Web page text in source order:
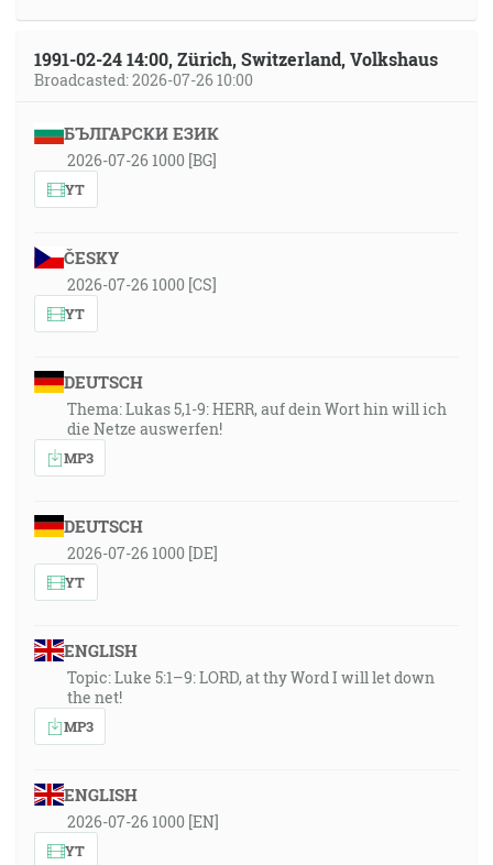
1991-02-24 14:00, Zürich, Switzerland, Volkshaus
Broadcasted: 2026-07-26 10:00
БЪЛГАРСКИ ЕЗИК
2026-07-26 1000 [BG]
YT
ČESKY
2026-07-26 1000 [CS]
YT
DEUTSCH
Thema: Lukas 5,1-9: HERR, auf dein Wort hin will ich
die Netze auswerfen!
MP3
DEUTSCH
2026-07-26 1000 [DE]
YT
ENGLISH
Topic: Luke 5:1–9: LORD, at thy Word I will let down
the net!
MP3
ENGLISH
2026-07-26 1000 [EN]
YT